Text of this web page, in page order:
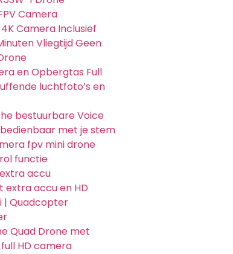
Camera
Camera Inclusief
Vliegtijd Geen
en Opbergtas Full
luchtfoto’s en
bestuurbare Voice
met je stem
fpv mini drone
functie
accu
extra accu en HD
| Quadcopter
Quad Drone met
HD camera